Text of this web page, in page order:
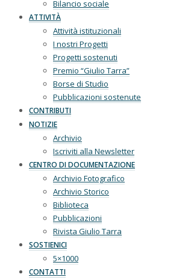
Bilancio sociale
ATTIVITÀ
Attività istituzionali
I nostri Progetti
Progetti sostenuti
Premio “Giulio Tarra”
Borse di Studio
Pubblicazioni sostenute
CONTRIBUTI
NOTIZIE
Archivio
Iscriviti alla Newsletter
CENTRO DI DOCUMENTAZIONE
Archivio Fotografico
Archivio Storico
Biblioteca
Pubblicazioni
Rivista Giulio Tarra
SOSTIENICI
5×1000
CONTATTI